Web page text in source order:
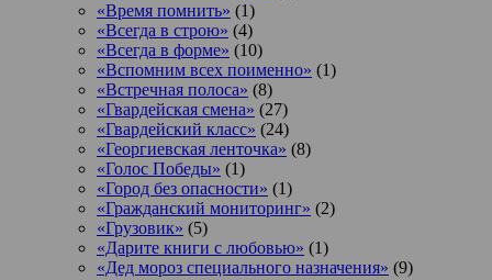
«Время помнить» (1)
«Всегда в строю» (4)
«Всегда в форме» (10)
«Вспомним всех поименно» (1)
«Встречная полоса» (8)
«Гвардейская смена» (27)
«Гвардейский класс» (24)
«Георгиевская ленточка» (8)
«Голос Победы» (1)
«Город без опасности» (1)
«Гражданский мониторинг» (2)
«Грузовик» (5)
«Дарите книги с любовью» (1)
«Дед мороз специального назначения» (9)